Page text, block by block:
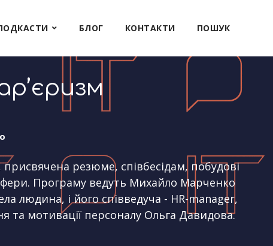
БЛОГ КОНТАКТИ ПОШУК
резюме, співбесідам, побудові
Програму ведуть Михайло Марченко
людина, і його співведуча - HR-manager,
та мотивації персоналу Ольга Давидова.